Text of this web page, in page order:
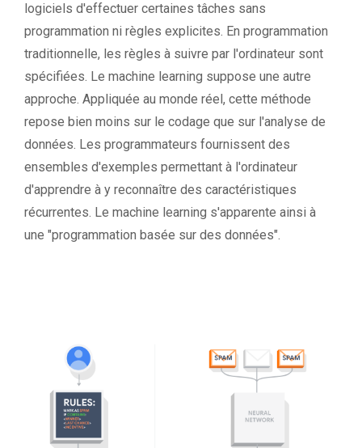
logiciels d'effectuer certaines tâches sans
programmation ni règles explicites. En programmation
traditionnelle, les règles à suivre par l'ordinateur sont
spécifiées. Le machine learning suppose une autre
approche. Appliquée au monde réel, cette méthode
repose bien moins sur le codage que sur l'analyse de
données. Les programmateurs fournissent des
ensembles d'exemples permettant à l'ordinateur
d'apprendre à y reconnaître des caractéristiques
récurrentes. Le machine learning s'apparente ainsi à
une "programmation basée sur des données".